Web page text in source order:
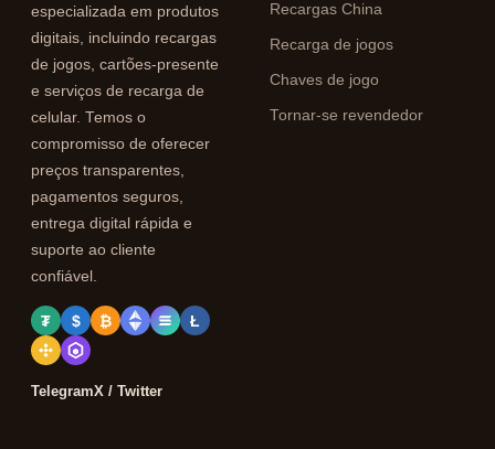
especializada em produtos
digitais, incluindo recargas
de jogos, cartões-presente
e serviços de recarga de
celular. Temos o
compromisso de oferecer
preços transparentes,
pagamentos seguros,
entrega digital rápida e
suporte ao cliente
confiável.
₮ $ ₿ Ł
TelegramX / Twitter
Recargas China
Recarga de jogos
Chaves de jogo
Tornar-se revendedor